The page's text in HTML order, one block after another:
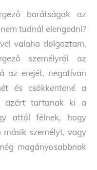
barátságok az
tudnál elengedni?
valaha dolgoztam,
személyről az
az erejét, negatívan
és csökkentené a
azért tartanak ki a
attól félnek, hogy
személyt, vagy
magányosabbnak